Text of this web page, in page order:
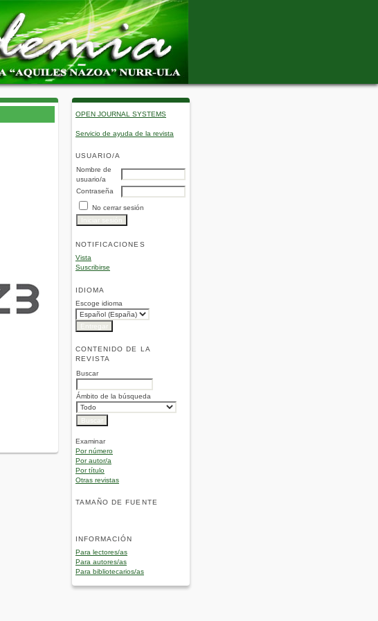
OPEN JOURNAL SYSTEMS
Servicio de ayuda de la revista
USUARIO/A
Nombre de
usuario/a
Contraseña
No cerrar sesión
NOTIFICACIONES
Vista
Suscribirse
IDIOMA
Escoge idioma
CONTENIDO DE LA
REVISTA
Buscar
Ámbito de la búsqueda
Examinar
Por número
Por autor/a
Por título
Otras revistas
TAMAÑO DE FUENTE
INFORMACIÓN
Para lectores/as
Para autores/as
Para bibliotecarios/as